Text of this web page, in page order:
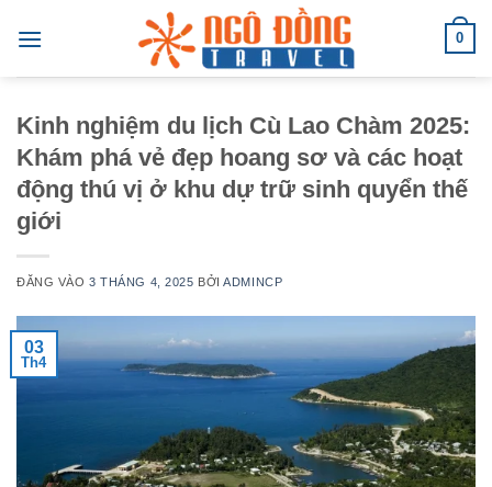
qua
0
Kinh nghiệm du lịch Cù Lao Chàm 2025:
Khám phá vẻ đẹp hoang sơ và các hoạt
động thú vị ở khu dự trữ sinh quyển thế
giới
ĐĂNG VÀO3 THÁNG 4, 2025 BỞIADMINCP
03
Th4